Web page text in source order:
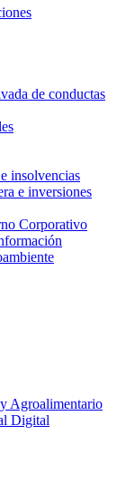
de conductas
insolvencias
e inversiones
Corporativo
Agroalimentario
Digital